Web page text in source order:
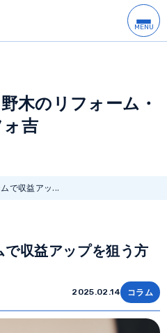
木のリフォーム・
吉
で収益アッ...
収益アップを狙う方
2025.02.14 コラム